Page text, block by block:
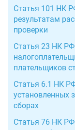
Статья 101 НК
результатам
проверки
Статья 23 НК
плательщиков
Статья 6.1 НК
установленных
сборах
Статья 76 НК